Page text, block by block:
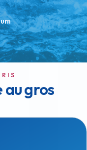
au gros